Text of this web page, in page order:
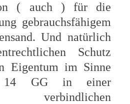
( auch ) für die
gebrauchsfähigem
Und natürlich
Schutz
Eigentum im Sinne
14 GG in einer
verbindlichen